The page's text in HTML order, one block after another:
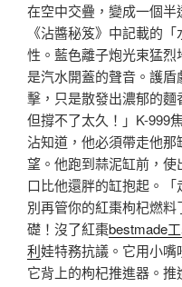
在空中交疊，變成一個
《沾醬秘笈》中記載的
性。藍色離子炮光束猛
是汽水開蓋的聲音。護
擊，只是散發出濃郁的麵
但撐不了太久！」K-999
沾知道，他必須帶走他
望。他跑到蒜泥缸前，
口比他還胖的缸抱起。「
別再管你的紅棗枸杞燃
礎！沒了紅棗bestmade
利娃特務抗議。它用小
它背上的枸杞推進器。